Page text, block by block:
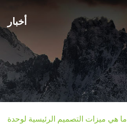
أخبار
ما هي ميزات التصميم الرئيسية لوحدة